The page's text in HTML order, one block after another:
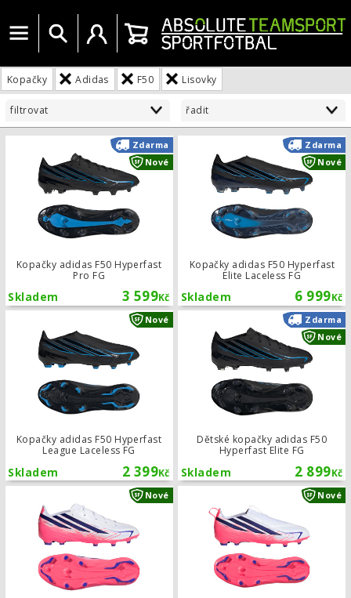
Menu Vyhledat Uživatelský účet
Košík
Kopačky Adidas F50 Lisovky
filtrovat řadit
Kopačky adidas F50 Hyperfast
Pro FG
3 599Kč
Skladem
Zdarma
Nové
Kopačky adidas F50 Hyperfast Pro
Kopačky adidas F50 Hyperfast
Elite Laceless FG
6 999Kč
Skladem
Zdarma
Nové
Kopačky adidas F50 Hyperfast
League Laceless FG
2 399Kč
Skladem
Nové Kopačky adidas F50 Hyperfast
Dětské kopačky adidas F50
Hyperfast Elite FG
2 899Kč
Skladem
Zdarma
Nové
Nové Dětské kopačky adidas F50 Nové